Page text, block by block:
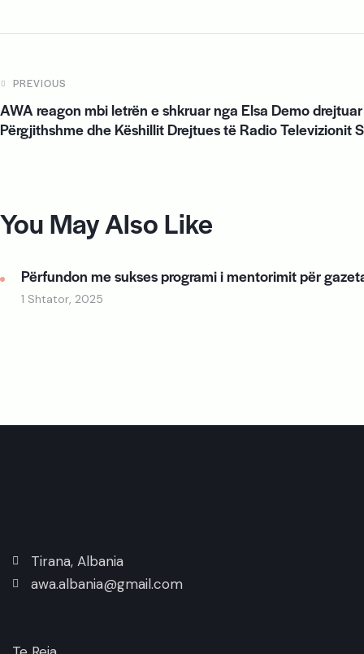
PREVIOUS
AWA reagon mbi letrën e shkruar nga Elsa Demo
Përgjithshme dhe Këshillit Drejtues të Radio Televizionit
You May Also Like
Përfundon me sukses programi i mentorimit për
1 Shtator, 2025
Tirana, Albania
awa.albania@gmail.com